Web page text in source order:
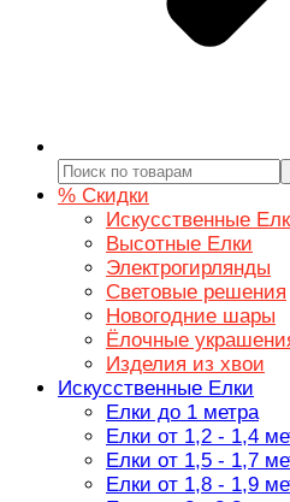
% Скидки
Искусственные
Высотные Елки
Электрогирлянды
Световые решения
Новогодние шары
Ёлочные
Изделия из хвои
Искусственные Елки
Елки до 1 метра
Елки от 1,2 - 1,4
Елки от 1,5 - 1,7
Елки от 1,8 - 1,9